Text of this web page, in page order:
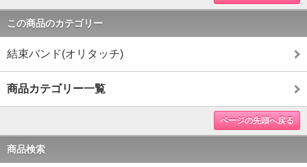
この商品のカテゴリー
結束バンド(オリタッチ)
商品カテゴリー一覧
ページの先頭へ戻る
商品検索